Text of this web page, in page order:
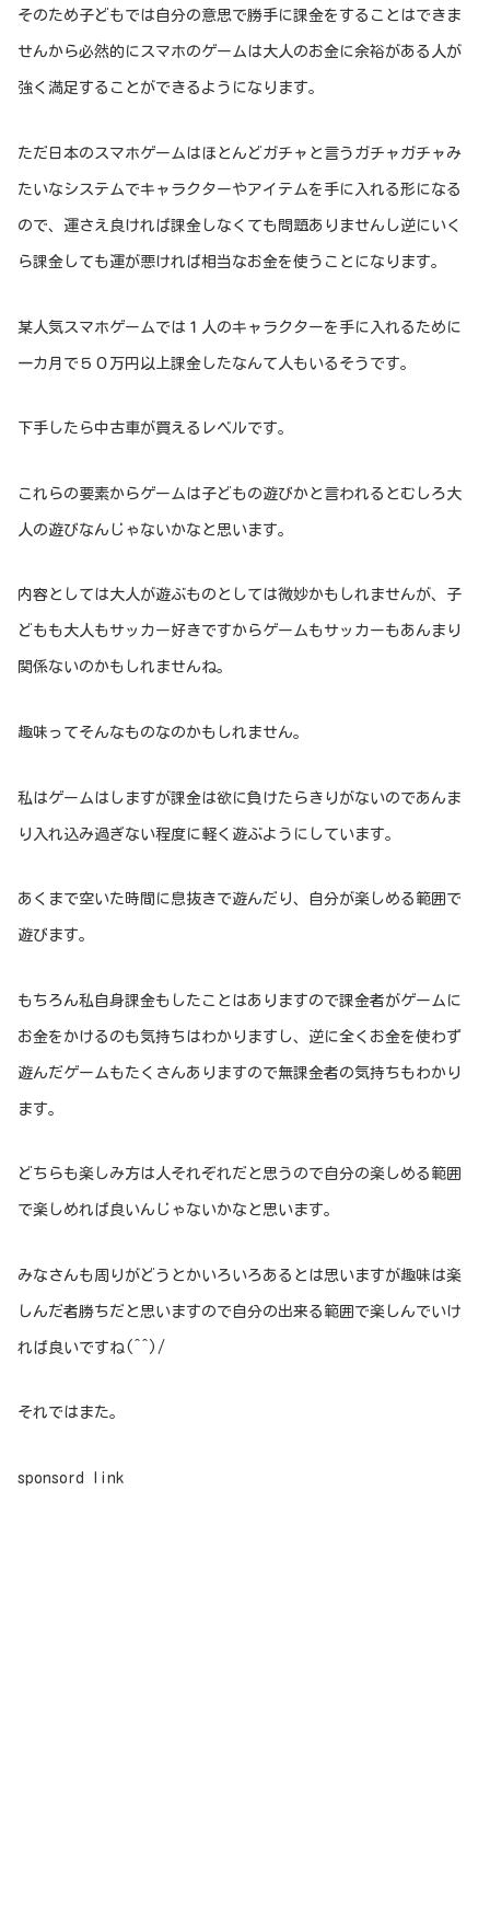
そのため子どもでは自分の意思で勝手に課金をすることはできま
せんから必然的にスマホのゲームは大人のお金に余裕がある人が
強く満足することができるようになります。
ただ日本のスマホゲームはほとんどガチャと言うガチャガチャみ
たいなシステムでキャラクターやアイテムを手に入れる形になる
ので、運さえ良ければ課金しなくても問題ありませんし逆にいく
ら課金しても運が悪ければ相当なお金を使うことになります。
某人気スマホゲームでは１人のキャラクターを手に入れるために
一カ月で５０万円以上課金したなんて人もいるそうです。
下手したら中古車が買えるレベルです。
これらの要素からゲームは子どもの遊びかと言われるとむしろ大
人の遊びなんじゃないかなと思います。
内容としては大人が遊ぶものとしては微妙かもしれませんが、子
どもも大人もサッカー好きですからゲームもサッカーもあんまり
関係ないのかもしれませんね。
趣味ってそんなものなのかもしれません。
私はゲームはしますが課金は欲に負けたらきりがないのであんま
り入れ込み過ぎない程度に軽く遊ぶようにしています。
あくまで空いた時間に息抜きで遊んだり、自分が楽しめる範囲で
遊びます。
もちろん私自身課金もしたことはありますので課金者がゲームに
お金をかけるのも気持ちはわかりますし、逆に全くお金を使わず
遊んだゲームもたくさんありますので無課金者の気持ちもわかり
ます。
どちらも楽しみ方は人それぞれだと思うので自分の楽しめる範囲
で楽しめれば良いんじゃないかなと思います。
みなさんも周りがどうとかいろいろあるとは思いますが趣味は楽
しんだ者勝ちだと思いますので自分の出来る範囲で楽しんでいけ
れば良いですね(^^)/
それではまた。
sponsord link